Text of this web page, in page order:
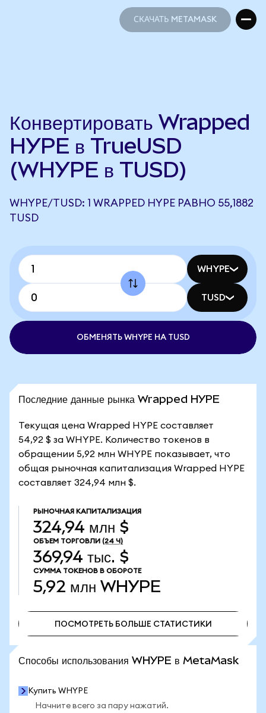
СКАЧАТЬ METAMASK
Конвертировать Wrapped
HYPE в TrueUSD
(WHYPE в TUSD)
WHYPE/TUSD: 1 WRAPPED HYPE РАВНО 55,1882
TUSD
WHYPE
TUSD
ОБМЕНЯТЬ WHYPE НА TUSD
Последние данные рынка Wrapped HYPE
Текущая цена Wrapped HYPE составляет
54,92 $ за WHYPE. Количество токенов в
обращении 5,92 млн WHYPE показывает, что
общая рыночная капитализация Wrapped HYPE
составляет 324,94 млн $.
РЫНОЧНАЯ КАПИТАЛИЗАЦИЯ
324,94 млн $
ОБЪЕМ ТОРГОВЛИ (24 Ч)
369,94 тыс. $
СУММА ТОКЕНОВ В ОБОРОТЕ
5,92 млн WHYPE
ПОСМОТРЕТЬ БОЛЬШЕ СТАТИСТИКИ
Способы использования WHYPE в MetaMask
Купить WHYPE
Начните всего за пару нажатий.